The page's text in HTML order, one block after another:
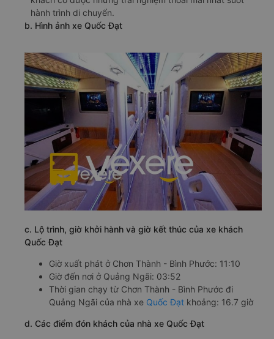
Quảng Ngãi. Với phương châm an toàn là trên hết, Quốc
Đạt đi Quảng Ngãi từ Chơn Thành - Bình Phước luôn chú
trọng đầu tư nâng cấp chất lượng dịch vụ, giúp hành
hành trình di chuyển.
b. Hình ảnh xe Quốc Đạt
c. Lộ trình, giờ khởi hành và giờ kết thúc của xe khách
Quốc Đạt
Giờ xuất phát ở Chơn Thành - Bình Phước: 11:10
Giờ đến nơi ở Quảng Ngãi: 03:52